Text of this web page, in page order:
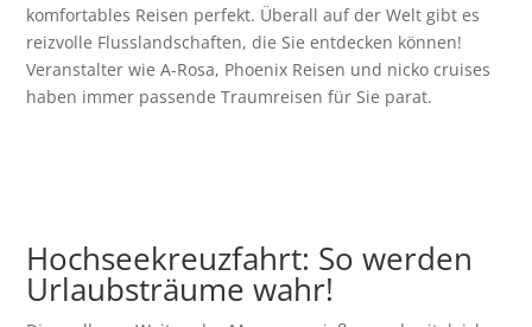
komfortables Reisen perfekt. Überall auf der Welt gibt es
reizvolle Flusslandschaften, die Sie entdecken können!
Veranstalter wie A-Rosa, Phoenix Reisen und nicko cruises
haben immer passende Traumreisen für Sie parat.
Hochseekreuzfahrt: So werden
Urlaubsträume wahr!